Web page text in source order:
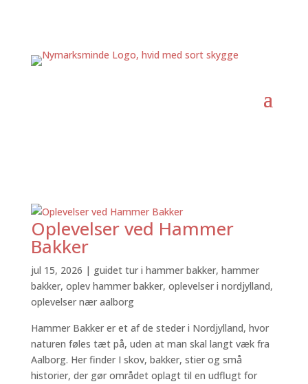
Oplevelser ved Hammer
Bakker
jul 15, 2026 | guidet tur i hammer bakker, hammer
bakker, oplev hammer bakker, oplevelser i nordjylland,
oplevelser nær aalborg
Hammer Bakker er et af de steder i Nordjylland, hvor
naturen føles tæt på, uden at man skal langt væk fra
Aalborg. Her finder I skov, bakker, stier og små
historier, der gør området oplagt til en udflugt for